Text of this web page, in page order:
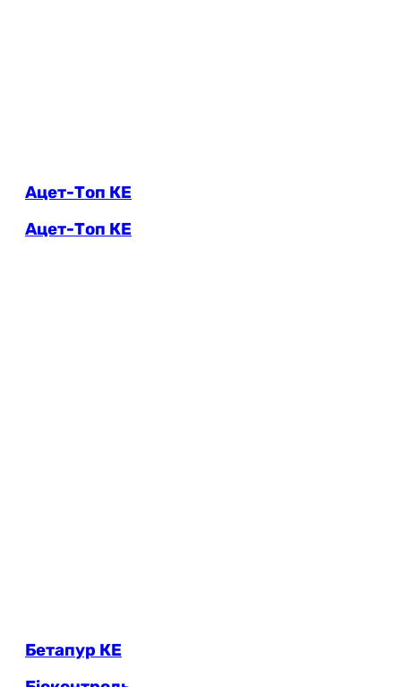
Ацет-Топ КЕ
Ацет-Топ КЕ
Бетапур КЕ